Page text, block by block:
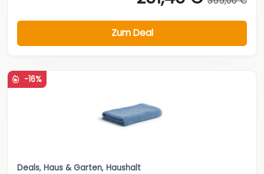
Zum Deal
-16%
Deals, Haus & Garten, Haushalt